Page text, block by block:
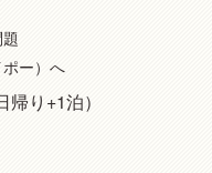
ー）へ
り+1泊）